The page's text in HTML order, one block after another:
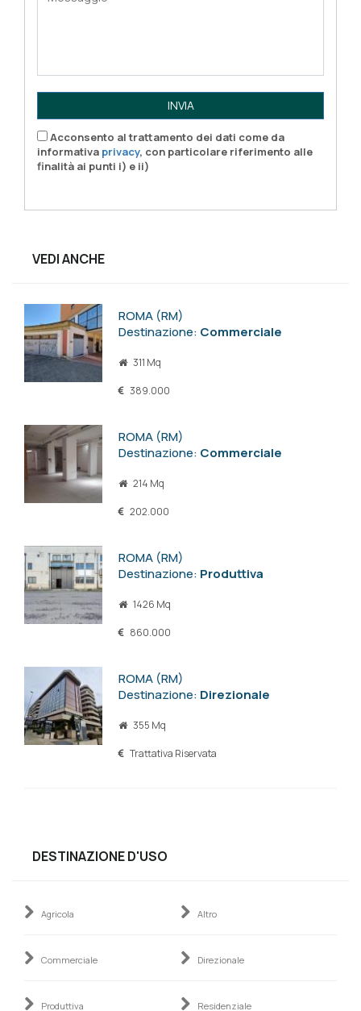
INVIA
Acconsento al trattamento dei dati come da
informativa privacy, con particolare riferimento alle
finalità ai punti i) e ii)
VEDI ANCHE
ROMA (RM)
Destinazione: Commerciale
311 Mq
389.000
ROMA (RM)
Destinazione: Commerciale
214 Mq
202.000
ROMA (RM)
Destinazione: Produttiva
1426 Mq
860.000
ROMA (RM)
Destinazione: Direzionale
355 Mq
Trattativa Riservata
DESTINAZIONE D'USO
Agricola Altro
Commerciale Direzionale
Produttiva Residenziale